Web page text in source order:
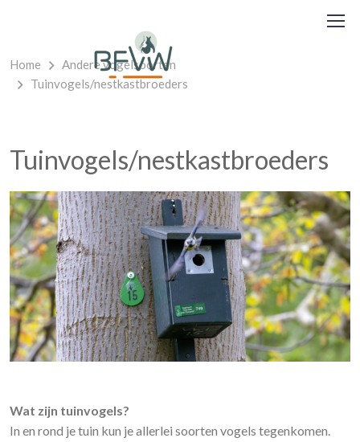
Home
Andere vogelsoorten
Tuinvogels/nestkastbroeders
Tuinvogels/nestkastbroeders
Wat zijn tuinvogels?
In en rond je tuin kun je allerlei soorten vogels tegenkomen.